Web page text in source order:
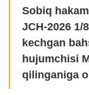
Sobiq
JCH-2026
kechgan
hujumchisi
qilinganiga